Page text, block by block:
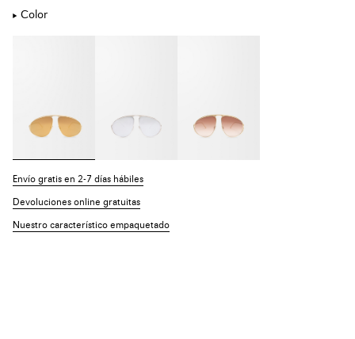
Color
Envío gratis en 2-7 días hábiles
Devoluciones online gratuitas
Nuestro característico empaquetado